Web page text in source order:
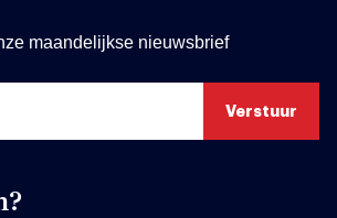
maandelijkse nieuwsbrief